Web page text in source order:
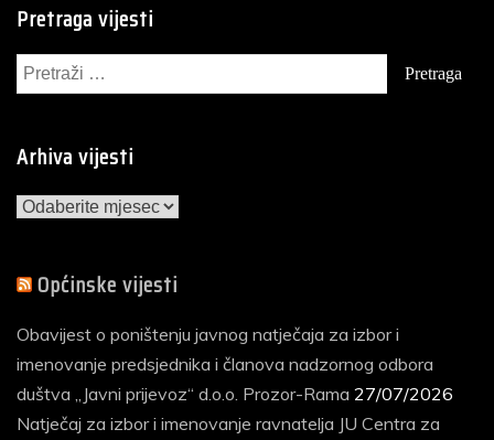
Pretraga vijesti
Pretraga:
Arhiva vijesti
Arhiva
Općinske vijesti
Obavijest o poništenju javnog natječaja za izbor i
imenovanje predsjednika i članova nadzornog odbora
duštva „Javni prijevoz“ d.o.o. Prozor-Rama 27/07/2026
Natječaj za izbor i imenovanje ravnatelja JU Centra za